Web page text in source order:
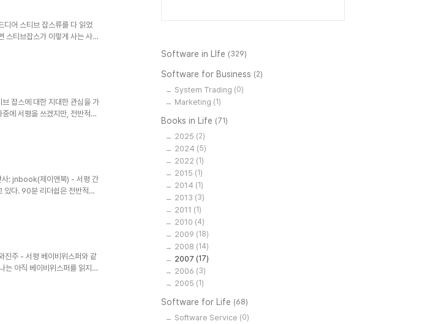
어 스티브 잡스류를 다 읽었
스티브잡스가 이렇게 사는 사람
한 노력들은 올바른 것이었을
잡스에 대한 지대한 관심을 가
에 서평을 쓰겠지만, 전반적으
각으로 스티브 잡스를 본 책인
사: jnbook(제이앤북) - 서평 간
있다. 90분 리더쉽은 전반적으
제시하여 주지 못하고 논지의
진주 - 서평 베이비위스퍼와 같
는 아직 베이비위스퍼를 읽지는
베이비위스퍼의 첫장을 넘기
Software in LIfe (329)
Software for Business (2)
System Trading (0)
Marketing (1)
Books in Life (71)
2025 (2)
2024 (5)
2022 (1)
2015 (1)
2014 (1)
2013 (3)
2011 (1)
2010 (4)
2009 (18)
2008 (14)
2007 (17)
2006 (3)
2005 (1)
Software for Life (68)
Software Service (0)